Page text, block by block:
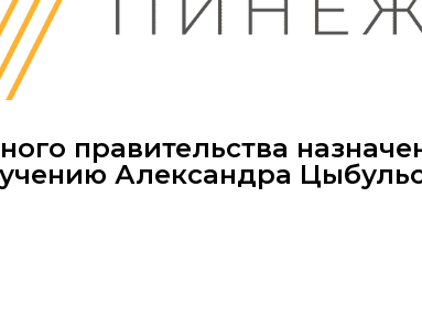
правительства
Александра